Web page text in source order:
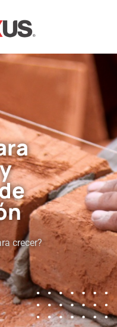
crecer?